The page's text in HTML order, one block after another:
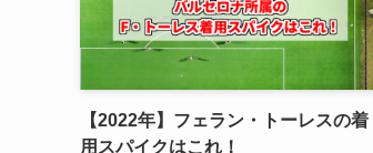
【2022年】フェラン・トーレスの着
用スパイクはこれ！